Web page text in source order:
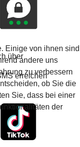
über
erreichen
Einige von ihnen sind
andere uns
zu verbessern
ob Sie die
Sie, dass bei einer
der